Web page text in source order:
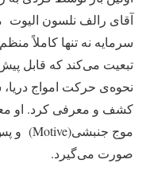
آقای رالف نلسون الیوت
سرمایه نه تنها کاملاً
تبعیت می‌کند که قابل
نحوه‌ی حرکت امواج
صورت می‌گیرد.